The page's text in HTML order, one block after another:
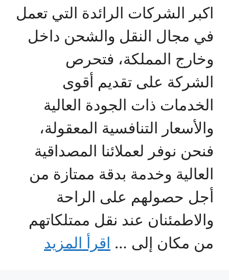
اكبر الشركات الرائدة التي تعمل
في مجال النقل والشحن داخل
وخارج المملكة، فتحرص
الشركة على تقديم أقوى
الخدمات ذات الجودة العالية
والأسعار التنافسية المعقولة،
فنحن نوفر لعملائنا المصداقية
العالية وخدمة بدقة ممتازة من
أجل حصولهم على الراحة
والاطمئنان عند نقل ممتلكاتهم
من مكان إلى … اقرأ المزيد